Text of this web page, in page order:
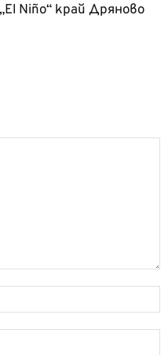
Niño“ край Дряново